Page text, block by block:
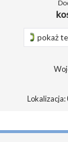
pokaż
Lokalizacja: